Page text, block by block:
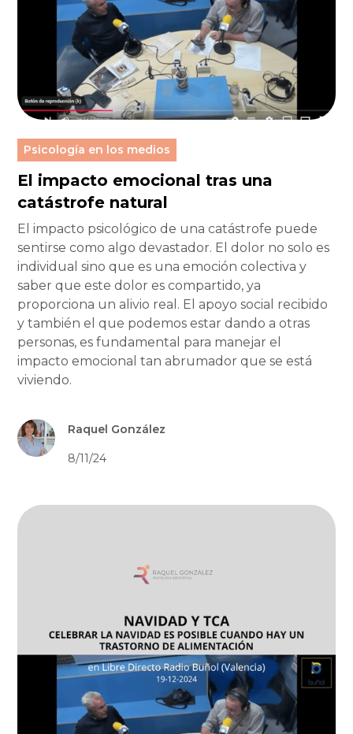
Psicología en los medios
El impacto emocional tras una
catástrofe natural
El impacto psicológico de una catástrofe puede
sentirse como algo devastador. El dolor no solo es
individual sino que es una emoción colectiva y
saber que este dolor es compartido, ya
proporciona un alivio real. El apoyo social recibido
y también el que podemos estar dando a otras
personas, es fundamental para manejar el
impacto emocional tan abrumador que se está
viviendo.
Raquel González
8/11/24